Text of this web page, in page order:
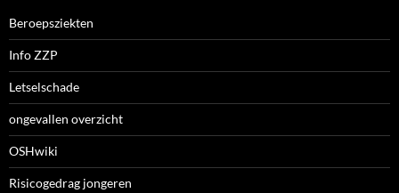
Beroepsziekten
Info ZZP
Letselschade
ongevallen overzicht
OSHwiki
Risicogedrag jongeren